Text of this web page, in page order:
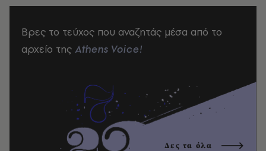
Βρες το τεύχος που αναζητάς μέσα από το
αρχείο της Athens Voice!
Δες τα όλα